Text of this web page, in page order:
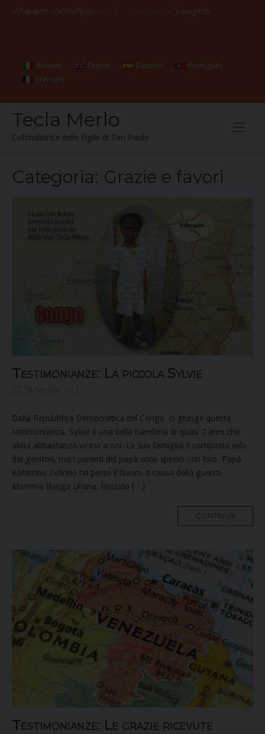
«IVorrei
wish
avereI had
millea
vitethousand
per lives to give to the Gospel
Vangelo
Italiano English Español
Português
Français
Tecla Merlo
Cofondatrice delle Figlie di San Paolo
Categoria: Grazie e favori
Testimonianze: La piccola Sylvie
Dalla Repubblica Democratica del Congo ci giunge questa
testimonianza. Sylvie è una bella bambina di quasi 7 anni che
abita abbastanza vicino a noi. La sua famiglia è composta solo
dai genitori, ma i parenti del papà sono spesso con loro. Papà
Katambu Zefirino ha perso il lavoro a causa della guerra.
Mamma Ilunga Liliana, lasciato […]
CONTINUA
Testimonianze: Le grazie ricevute